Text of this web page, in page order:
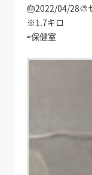
🎂2022/04/28🎨
※1.7キロ
⇨保健室